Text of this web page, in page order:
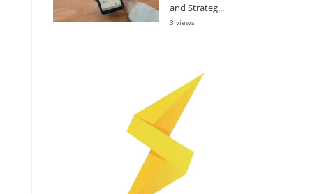
and Strateg...
3 views